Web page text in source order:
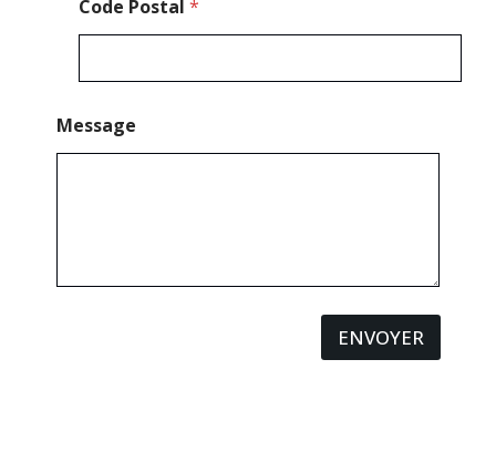
Code Postal *
Message
ENVOYER